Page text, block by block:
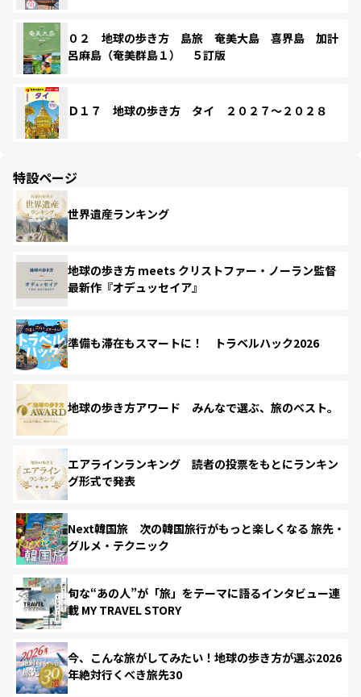
０２ 地球の歩き方 島旅 奄美大島 喜界島 加計
呂麻島（奄美群島１） ５訂版
Ｄ１７ 地球の歩き方 タイ ２０２７～２０２８
特設ページ
世界遺産ランキング
地球の歩き方 meets クリストファー・ノーラン監督
最新作『オデュッセイア』
準備も滞在もスマートに！ トラベルハック2026
地球の歩き方アワード みんなで選ぶ、旅のベスト。
エアラインランキング 読者の投票をもとにランキン
グ形式で発表
Next韓国旅 次の韓国旅行がもっと楽しくなる 旅先・
グルメ・テクニック
旬な“あの人”が「旅」をテーマに語るインタビュー連
載 MY TRAVEL STORY
今、こんな旅がしてみたい！地球の歩き方が選ぶ2026
年絶対行くべき旅先30